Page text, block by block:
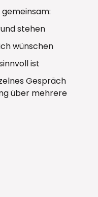
stehen
wünschen
ist
Gespräch
über mehrere